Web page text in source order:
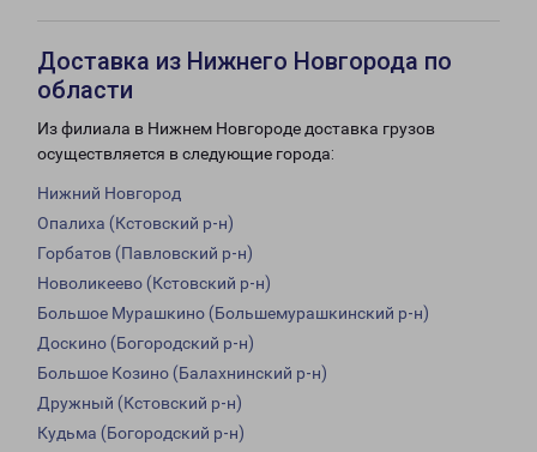
Доставка из Нижнего Новгорода по
области
Из филиала в Нижнем Новгороде доставка грузов
осуществляется в следующие города:
Нижний Новгород
Опалиха (Кстовский р-н)
Горбатов (Павловский р-н)
Новоликеево (Кстовский р-н)
Большое Мурашкино (Большемурашкинский р-н)
Доскино (Богородский р-н)
Большое Козино (Балахнинский р-н)
Дружный (Кстовский р-н)
Кудьма (Богородский р-н)